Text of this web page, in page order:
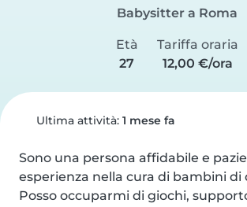
Babysitter a Roma
Età
27
Tariffa oraria
12,00 €/ora
Ultima attività: 1 mese fa
Sono una persona affidabile e
esperienza nella cura di bambini di
Posso occuparmi di giochi,